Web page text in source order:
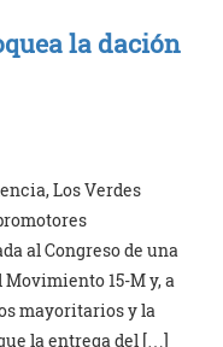
la dación
Los Verdes
al Congreso de una
15-M y, a
mayoritarios y la
la entrega del […]